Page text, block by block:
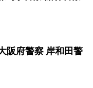
府警察 岸和田警